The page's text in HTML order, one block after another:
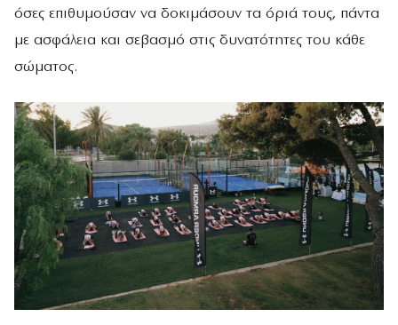
όσες επιθυμούσαν να δοκιμάσουν τα όριά τους, πάντα
με ασφάλεια και σεβασμό στις δυνατότητες του κάθε
σώματος.